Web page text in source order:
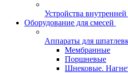
Устройства
Оборудование для смесей
Аппараты для
Мембранные
Поршневые
Шнековые.